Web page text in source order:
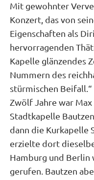
Mit gewohnter
Konzert, das von
Eigenschaften als
hervorragenden
Kapelle glänzendes
Nummern des
stürmischen Beifall.“
Zwölf Jahre war
Stadtkapelle
dann die Kurkapelle
erzielte dort
Hamburg und Berlin
gerufen. Bautzen